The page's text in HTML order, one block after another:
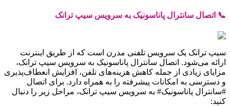
📞 اتصال سانترال پاناسونیک به سرویس سیپ ترانک
سیپ ترانک یک سرویس تلفنی مدرن است که از طریق اینترنت
ارائه می‌شود. اتصال سانترال پاناسونیک به سرویس سیپ ترانک،
مزایای زیادی از جمله کاهش هزینه‌های تلفن، افزایش انعطاف‌پذیری
و دسترسی به امکانات پیشرفته را به همراه دارد. برای اتصال
#سانترال پاناسونیک# به سرویس سیپ ترانک، مراحل زیر را دنبال
کنید: